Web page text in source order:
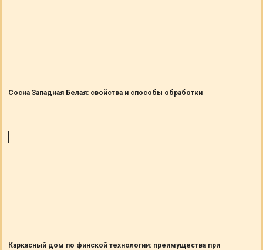
Сосна Западная Белая: свойства и способы обработки
Каркасный дом по финской технологии: преимущества при